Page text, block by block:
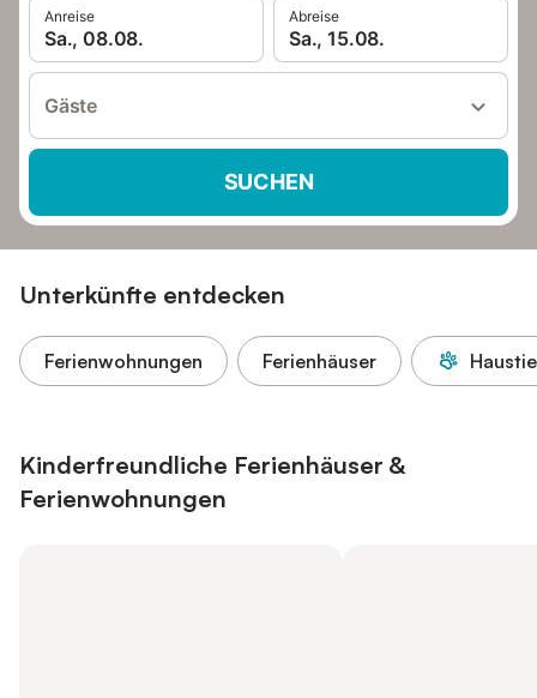
Anreise
Sa., 08.08.
Abreise
Sa., 15.08.
Gäste
SUCHEN
Unterkünfte entdecken
Ferienwohnungen Ferienhäuser
Kinderfreundliche Ferienhäuser &
Ferienwohnungen